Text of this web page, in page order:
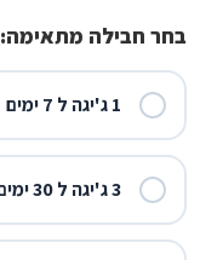
בחר חבילה מתאימה:
1 ג'יגה ל 7 ימים
3 ג'יגה ל 30 ימים